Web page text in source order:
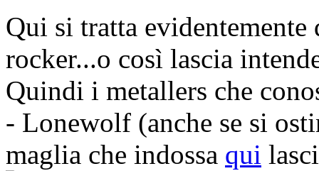
Qui si tratta
rocker...o così lascia
Quindi i metallers che
- Lonewolf (anche se si
maglia che indossa qui